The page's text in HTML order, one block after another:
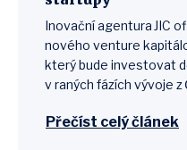
Inovační agentura JIC
nového venture
který bude investovat
v raných fázích vývoje z
Přečíst celý článek